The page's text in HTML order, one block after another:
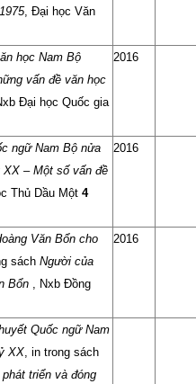
, Đại học Văn
học Nam Bộ
vấn đề văn học
Đại học Quốc gia
2016
ngữ Nam Bộ nửa
XX – Một số vấn đề
Thủ Dầu Một 4
2016
Văn Bổn cho
sách Người của
Bổn , Nxb Đồng
2016
Quốc ngữ Nam
XX , in trong sách
triển và đóng